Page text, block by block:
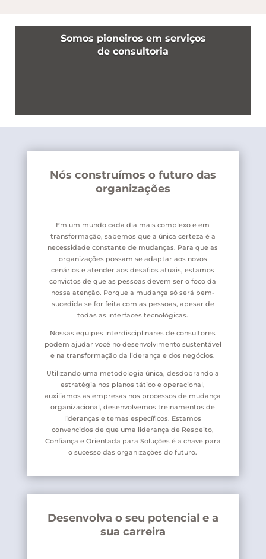
Somos pioneiros em serviços
de consultoria
Nós construímos o futuro das
organizações
Em um mundo cada dia mais complexo e em
transformação, sabemos que a única certeza é a
necessidade constante de mudanças. Para que as
organizações possam se adaptar aos novos
cenários e atender aos desafios atuais, estamos
convictos de que as pessoas devem ser o foco da
nossa atenção. Porque a mudança só será bem-
sucedida se for feita com as pessoas, apesar de
todas as interfaces tecnológicas.
Nossas equipes interdisciplinares de consultores
podem ajudar você no desenvolvimento sustentável
e na transformação da liderança e dos negócios.
Utilizando uma metodologia única, desdobrando a
estratégia nos planos tático e operacional,
auxiliamos as empresas nos processos de mudança
organizacional, desenvolvemos treinamentos de
lideranças e temas específicos. Estamos
convencidos de que uma liderança de Respeito,
Confiança e Orientada para Soluções é a chave para
o sucesso das organizações do futuro.
Desenvolva o seu potencial e a
sua carreira